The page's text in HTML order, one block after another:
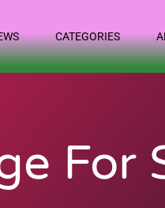
CATEGORIES
For